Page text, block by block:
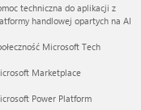
techniczna do aplikacji z
handlowej opartych na AI
Microsoft Tech
Marketplace
Power Platform